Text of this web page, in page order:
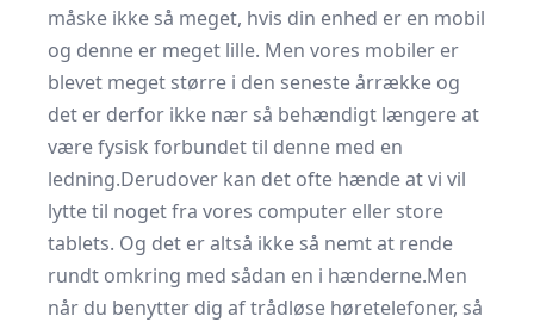
måske ikke så meget, hvis din enhed er en mobil
og denne er meget lille. Men vores mobiler er
blevet meget større i den seneste årrække og
det er derfor ikke nær så behændigt længere at
være fysisk forbundet til denne med en
ledning.Derudover kan det ofte hænde at vi vil
lytte til noget fra vores computer eller store
tablets. Og det er altså ikke så nemt at rende
rundt omkring med sådan en i hænderne.Men
når du benytter dig af trådløse høretelefoner, så